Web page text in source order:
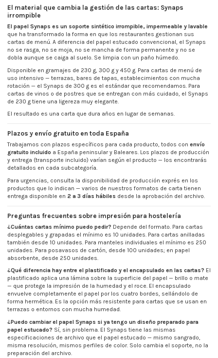
El material que cambia la gestión de las cartas: Synaps
irrompible
El papel Synaps es un soporte sintético irrompible, impermeable y lavable
que ha transformado la forma en que los restaurantes gestionan sus
cartas de menú. A diferencia del papel estucado convencional, el Synaps
no se rasga, no se moja, no se mancha de forma permanente y no se
dobla aunque se caiga al suelo. Se limpia con un paño húmedo.
Disponible en gramajes de 230 g, 300 g y 450 g. Para cartas de menú de
uso intensivo — terrazas, bares de tapas, establecimientos con mucha
rotación — el Synaps de 300 g es el estándar que recomendamos. Para
cartas de vinos o de postres que se entregan con más cuidado, el Synaps
de 230 g tiene una ligereza muy elegante.
El resultado es una carta que dura años en lugar de semanas.
Plazos y envío gratuito en toda España
Trabajamos con plazos específicos para cada producto, todos con envío
gratuito incluido a España peninsular y Baleares. Los plazos de producción
y entrega (transporte incluido) varían según el producto — los encontrarás
detallados en cada subcategoría.
Para urgencias, consulta la disponibilidad de producción exprés en los
productos que lo indican — varios de nuestros formatos de carta tienen
entrega disponible en 2 a 3 días hábiles desde la aprobación del archivo.
Preguntas frecuentes sobre impresión para hostelería
¿Cuántas cartas mínimo puedo pedir? Depende del formato. Para cartas
desplegables y grapadas el mínimo es 10 unidades. Para cartas anilladas
también desde 10 unidades. Para manteles individuales el mínimo es 250
unidades. Para posavasos de cartón, desde 100 unidades; en papel
absorbente, desde 250 unidades.
¿Qué diferencia hay entre el plastificado y el encapsulado en las cartas? El
plastificado aplica una lámina sobre la superficie del papel — brillo o mate
— que protege la impresión de la humedad y el roce. El encapsulado
envuelve completamente el papel por los cuatro bordes, sellándolo de
forma hermética. Es la opción más resistente para cartas que se usan en
terrazas o entornos con mucha humedad.
¿Puedo cambiar el papel Synaps si ya tengo un diseño preparado para
papel estucado? Sí, sin problema. El Synaps tiene las mismas
especificaciones de archivo que el papel estucado — mismo sangrado,
misma resolución, mismos perfiles de color. Solo cambia el soporte, no la
preparación del archivo.